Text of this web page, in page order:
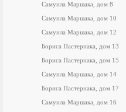
Самуила Маршака, дом 8
Самуила Маршака, дом 10
Самуила Маршака, дом 12
Бориса Пастернака, дом 13
Бориса Пастернака, дом 15
Самуила Маршака, дом 14
Бориса Пастернака, дом 17
Самуила Маршака, дом 16